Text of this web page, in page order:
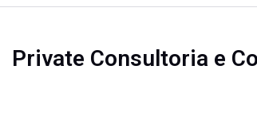
Private Consultoria e